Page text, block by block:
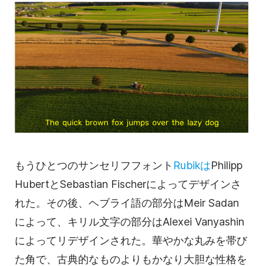
もうひとつのサンセリフフォント RubikはPhilipp
HubertとSebastian Fischerによってデザインさ
れた。その後、ヘブライ語の部分はMeir Sadan
によって、キリル文字の部分はAlexei Vanyashin
によってリデザインされた。華やかな丸みを帯び
た角で、古典的なものよりもかなり大胆な性格を